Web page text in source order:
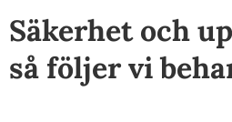
Säkerhet och
så följer vi